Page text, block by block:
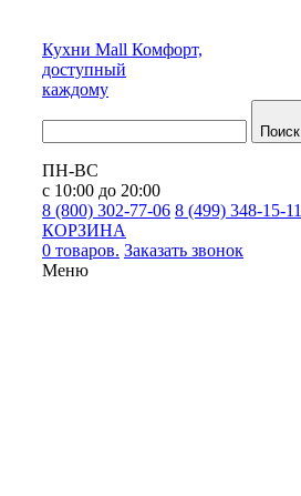
Кухни Mall Комфорт,
доступный
каждому
Поиск
ПН-ВС
с 10:00 до 20:00
8 (800) 302-77-06 8 (499) 348-15-11
КОРЗИНА
0 товаров. Заказать звонок
Меню